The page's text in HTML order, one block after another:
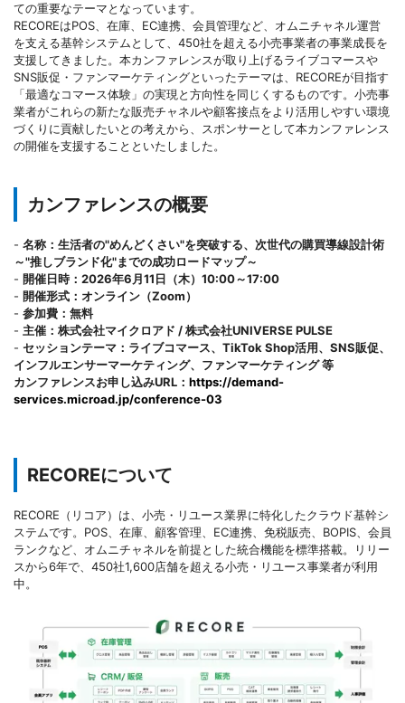
ての重要なテーマとなっています。
RECOREはPOS、在庫、EC連携、会員管理など、オムニチャネル運営
を支える基幹システムとして、450社を超える小売事業者の事業成長を
支援してきました。本カンファレンスが取り上げるライブコマースや
SNS販促・ファンマーケティングといったテーマは、RECOREが目指す
「最適なコマース体験」の実現と方向性を同じくするものです。小売事
業者がこれらの新たな販売チャネルや顧客接点をより活用しやすい環境
づくりに貢献したいとの考えから、スポンサーとして本カンファレンス
の開催を支援することといたしました。
カンファレンスの概要
- 名称：生活者の"めんどくさい"を突破する、次世代の購買導線設計術
～"推しブランド化"までの成功ロードマップ～
- 開催日時：2026年6月11日（木）10:00～17:00
- 開催形式：オンライン（Zoom）
- 参加費：無料
- 主催：株式会社マイクロアド / 株式会社UNIVERSE PULSE
- セッションテーマ：ライブコマース、TikTok Shop活用、SNS販促、
インフルエンサーマーケティング、ファンマーケティング 等
カンファレンスお申し込みURL： https://demand-
services.microad.jp/conference-03
RECOREについて
RECORE（リコア）は、小売・リユース業界に特化したクラウド基幹シ
ステムです。POS、在庫、顧客管理、EC連携、免税販売、BOPIS、会員
ランクなど、オムニチャネルを前提とした統合機能を標準搭載。リリー
スから6年で、450社1,600店舗を超える小売・リユース事業者が利用
中。